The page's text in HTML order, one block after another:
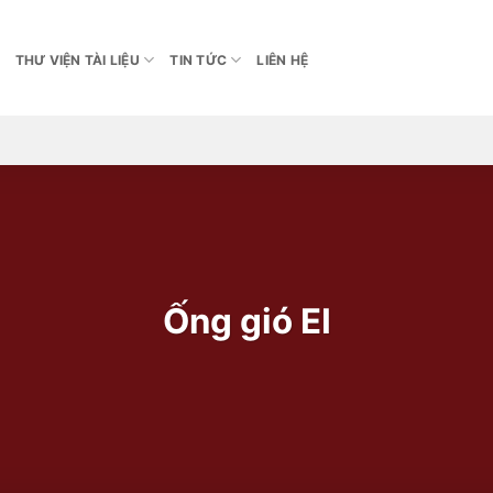
THƯ VIỆN TÀI LIỆU TIN TỨC LIÊN HỆ
Ống gió EI